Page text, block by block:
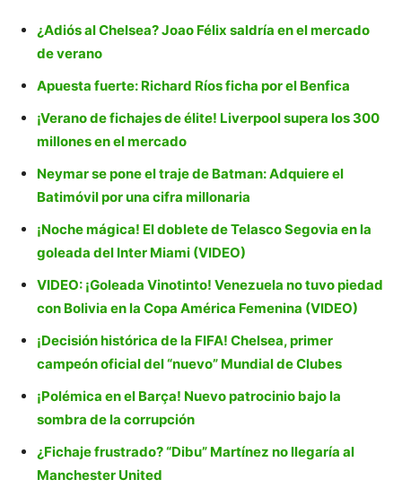
¿Adiós al Chelsea? Joao Félix saldría en el mercado
de verano
Apuesta fuerte: Richard Ríos ficha por el Benfica
¡Verano de fichajes de élite! Liverpool supera los 300
millones en el mercado
Neymar se pone el traje de Batman: Adquiere el
Batimóvil por una cifra millonaria
¡Noche mágica! El doblete de Telasco Segovia en la
goleada del Inter Miami (VIDEO)
VIDEO: ¡Goleada Vinotinto! Venezuela no tuvo piedad
con Bolivia en la Copa América Femenina (VIDEO)
¡Decisión histórica de la FIFA! Chelsea, primer
campeón oficial del “nuevo” Mundial de Clubes
¡Polémica en el Barça! Nuevo patrocinio bajo la
sombra de la corrupción
¿Fichaje frustrado? “Dibu” Martínez no llegaría al
Manchester United